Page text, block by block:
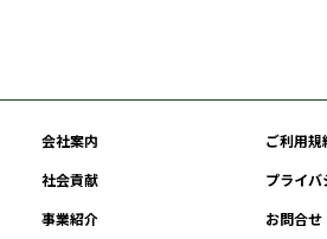
会社案内
ご利用規
社会貢献
プライバ
事業紹介
お問合せ